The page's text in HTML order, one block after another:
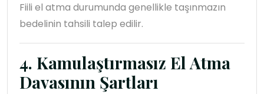
Fiili el atma durumunda genellikle taşınmazın
bedelinin tahsili talep edilir.
4. Kamulaştırmasız El Atma
Davasının Şartları